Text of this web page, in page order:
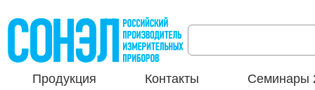
Продукция Контакты Семинары